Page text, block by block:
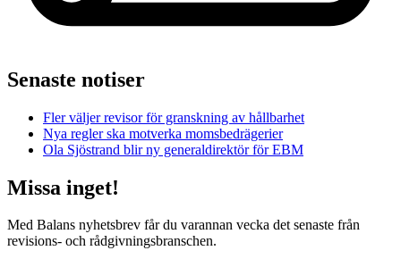
Senaste notiser
Fler väljer revisor för granskning av hållbarhet
Nya regler ska motverka momsbedrägerier
Ola Sjöstrand blir ny generaldirektör för EBM
Missa inget!
Med Balans nyhetsbrev får du varannan vecka det senaste från
revisions- och rådgivningsbranschen.